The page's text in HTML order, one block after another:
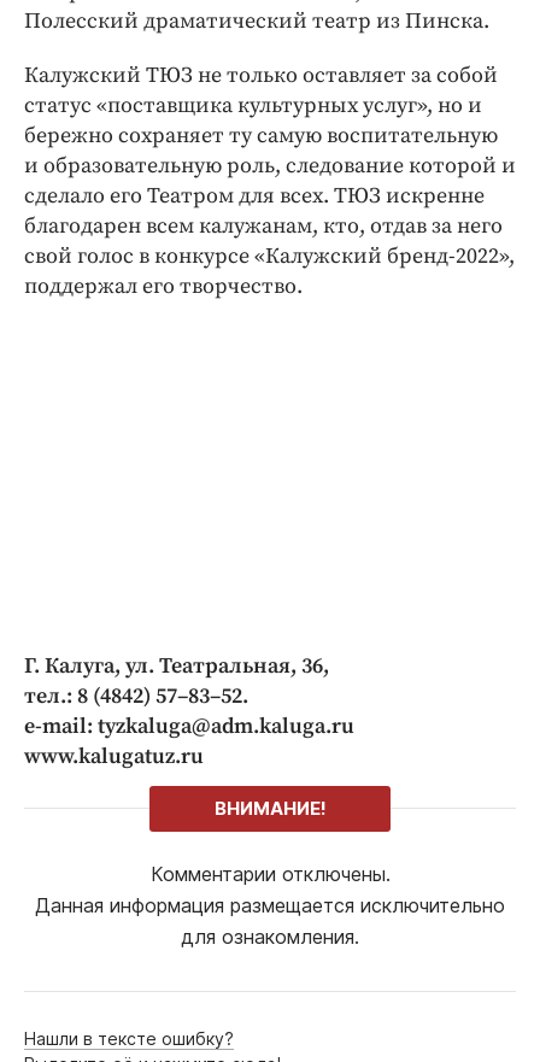
Полесский драматический театр из Пинска.
Калужский ТЮЗ не только оставляет за собой
статус «поставщика культурных услуг», но и
бережно сохраняет ту самую воспитательную
и образовательную роль, следование которой и
сделало его Театром для всех. ТЮЗ искренне
благодарен всем калужанам, кто, отдав за него
свой голос в конкурсе «Калужский бренд-2022»,
поддержал его творчество.
Г. Калуга, ул. Театральная, 36,
тел.: 8 (4842) 57–83–52.
e-mail: tyzkaluga@adm.kaluga.ru
www.kalugatuz.ru
ВНИМАНИЕ!
Комментарии отключены.
Данная информация размещается исключительно
для ознакомления.
Нашли в тексте ошибку?